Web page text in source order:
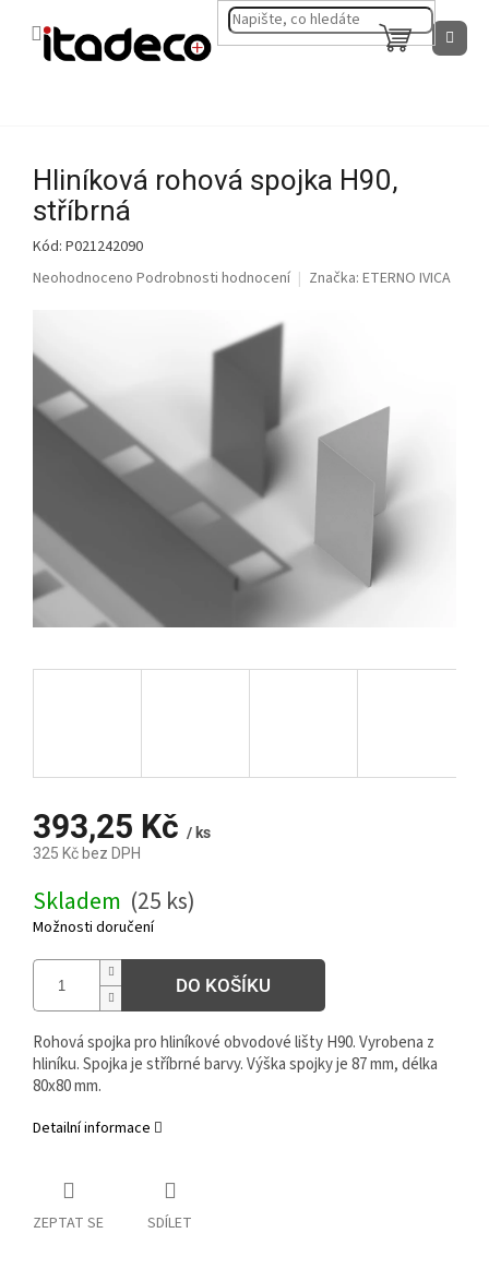
NÁKUPNÍ
KOŠÍK
Hliníková rohová spojka H90,
stříbrná
Kód: P021242090
Průměrné
0,0
5
hvězdiček.
Neohodnoceno Podrobnosti hodnocení Značka: ETERNO IVICA
393,25 Kč / ks
325 Kč bez DPH
cena:
Skladem (25 ks)
Možnosti doručení
DO KOŠÍKU
Rohová spojka pro hliníkové obvodové lišty H90. Vyrobena z
hliníku. Spojka je stříbrné barvy. Výška spojky je 87 mm, délka
80x80 mm.
Detailní informace
ZEPTAT SE SDÍLET